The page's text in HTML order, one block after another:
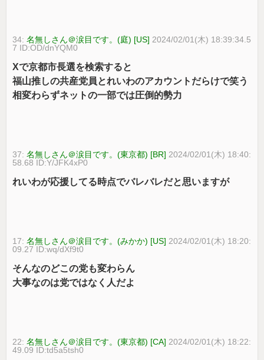
34:名無しさん＠涙目です。(庭) [US] 2024/02/01(木) 18:39:34.5
7 ID:OD/dnYQM0
Xで京都市長選を検索すると
福山推しの共産党員とれいわのアカウントだらけで笑う
相変わらずネットの一部では圧倒的勢力
37:名無しさん＠涙目です。(東京都) [BR] 2024/02/01(木) 18:40:
58.68 ID:Y/JFK4xP0
れいわが応援してる時点でバレバレだと思いますが
17:名無しさん＠涙目です。(みかか) [US] 2024/02/01(木) 18:20:
09.27 ID:wq/dXf9t0
そんなのどこの党も変わらん
大事なのは党ではなく人だよ
22:名無しさん＠涙目です。(東京都) [CA] 2024/02/01(木) 18:22:
49.09 ID:td5a5tsh0